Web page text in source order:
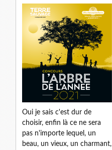
Oui je sais c'est dur de
choisir, enfin là ce ne sera
pas n'importe lequel, un
beau, un vieux, un charmant,